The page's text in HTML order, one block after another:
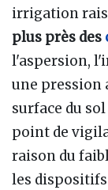
irrigation
plus près des
l'aspersion,
une pression
surface du
point de
raison du
les